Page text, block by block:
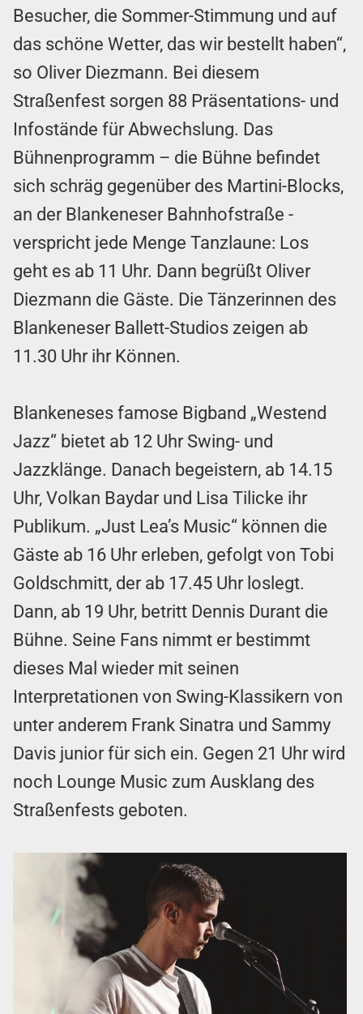
Besucher, die Sommer-Stimmung und auf
das schöne Wetter, das wir bestellt haben“,
so Oliver Diezmann. Bei diesem
Straßenfest sorgen 88 Präsentations- und
Infostände für Abwechslung. Das
Bühnenprogramm – die Bühne befindet
sich schräg gegenüber des Martini-Blocks,
an der Blankeneser Bahnhofstraße -
verspricht jede Menge Tanzlaune: Los
geht es ab 11 Uhr. Dann begrüßt Oliver
Diezmann die Gäste. Die Tänzerinnen des
Blankeneser Ballett-Studios zeigen ab
11.30 Uhr ihr Können.
Blankeneses famose Bigband „Westend
Jazz“ bietet ab 12 Uhr Swing- und
Jazzklänge. Danach begeistern, ab 14.15
Uhr, Volkan Baydar und Lisa Tilicke ihr
Publikum. „Just Lea’s Music“ können die
Gäste ab 16 Uhr erleben, gefolgt von Tobi
Goldschmitt, der ab 17.45 Uhr loslegt.
Dann, ab 19 Uhr, betritt Dennis Durant die
Bühne. Seine Fans nimmt er bestimmt
dieses Mal wieder mit seinen
Interpretationen von Swing-Klassikern von
unter anderem Frank Sinatra und Sammy
Davis junior für sich ein. Gegen 21 Uhr wird
noch Lounge Music zum Ausklang des
Straßenfests geboten.